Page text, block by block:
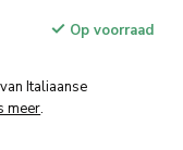
Op voorraad
Italiaanse
meer.